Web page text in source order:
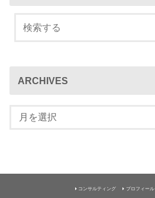
ARCHIVES
コンサルティング プロフィール